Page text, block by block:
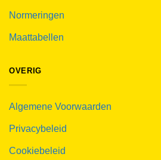
Normeringen
Maattabellen
OVERIG
Algemene Voorwaarden
Privacybeleid
Cookiebeleid